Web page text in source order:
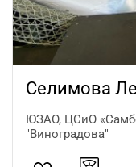
Селимова
ЮЗАО, ЦСиО
"Виноградова"